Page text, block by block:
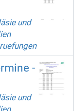
und
-
und